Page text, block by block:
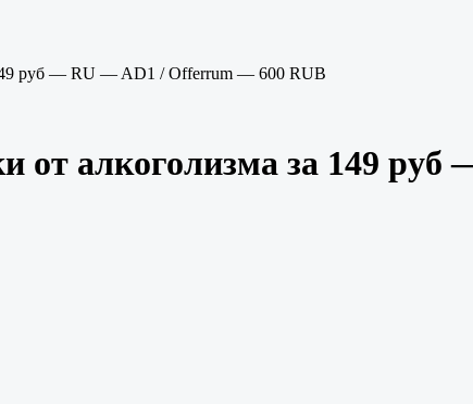
руб — RU — AD1 / Offerrum — 600 RUB
от алкоголизма за 149